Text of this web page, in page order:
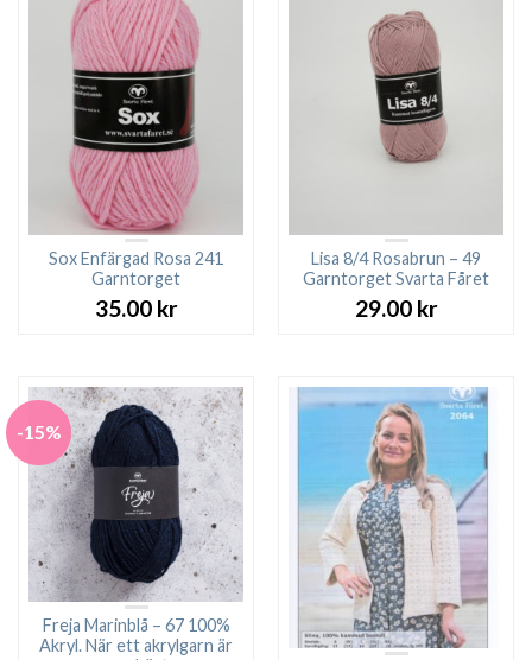
Sox Enfärgad Rosa 241
Garntorget
35.00 kr
Lisa 8/4 Rosabrun – 49
Garntorget Svarta Fåret
29.00 kr
-15%
Freja Marinblå – 67 100%
Akryl. När ett akrylgarn är